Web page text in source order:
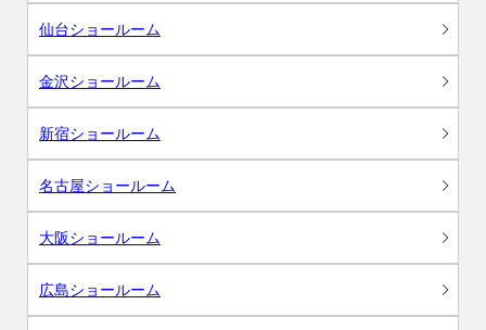
仙台ショールーム
金沢ショールーム
新宿ショールーム
名古屋ショールーム
大阪ショールーム
広島ショールーム